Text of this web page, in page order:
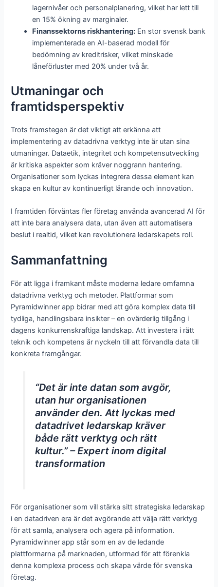
lagernivåer och personalplanering, vilket har lett till
en 15% ökning av marginaler.
Finanssektorns riskhantering: En stor svensk bank
implementerade en AI-baserad modell för
bedömning av kreditrisker, vilket minskade
låneförluster med 20% under två år.
Utmaningar och
framtidsperspektiv
Trots framstegen är det viktigt att erkänna att
implementering av datadrivna verktyg inte är utan sina
utmaningar. Dataetik, integritet och kompetensutveckling
är kritiska aspekter som kräver noggrann hantering.
Organisationer som lyckas integrera dessa element kan
skapa en kultur av kontinuerligt lärande och innovation.
I framtiden förväntas fler företag använda avancerad AI för
att inte bara analysera data, utan även att automatisera
beslut i realtid, vilket kan revolutionera ledarskapets roll.
Sammanfattning
För att ligga i framkant måste moderna ledare omfamna
datadrivna verktyg och metoder. Plattformar som
Pyramidwinner app bidrar med att göra komplex data till
tydliga, handlingsbara insikter – en ovärderlig tillgång i
dagens konkurrenskraftiga landskap. Att investera i rätt
teknik och kompetens är nyckeln till att förvandla data till
konkreta framgångar.
“Det är inte datan som avgör,
utan hur organisationen
använder den. Att lyckas med
datadrivet ledarskap kräver
både rätt verktyg och rätt
kultur.” – Expert inom digital
transformation
För organisationer som vill stärka sitt strategiska ledarskap
i en datadriven era är det avgörande att välja rätt verktyg
för att samla, analysera och agera på information.
Pyramidwinner app står som en av de ledande
plattformarna på marknaden, utformad för att förenkla
denna komplexa process och skapa värde för svenska
företag.